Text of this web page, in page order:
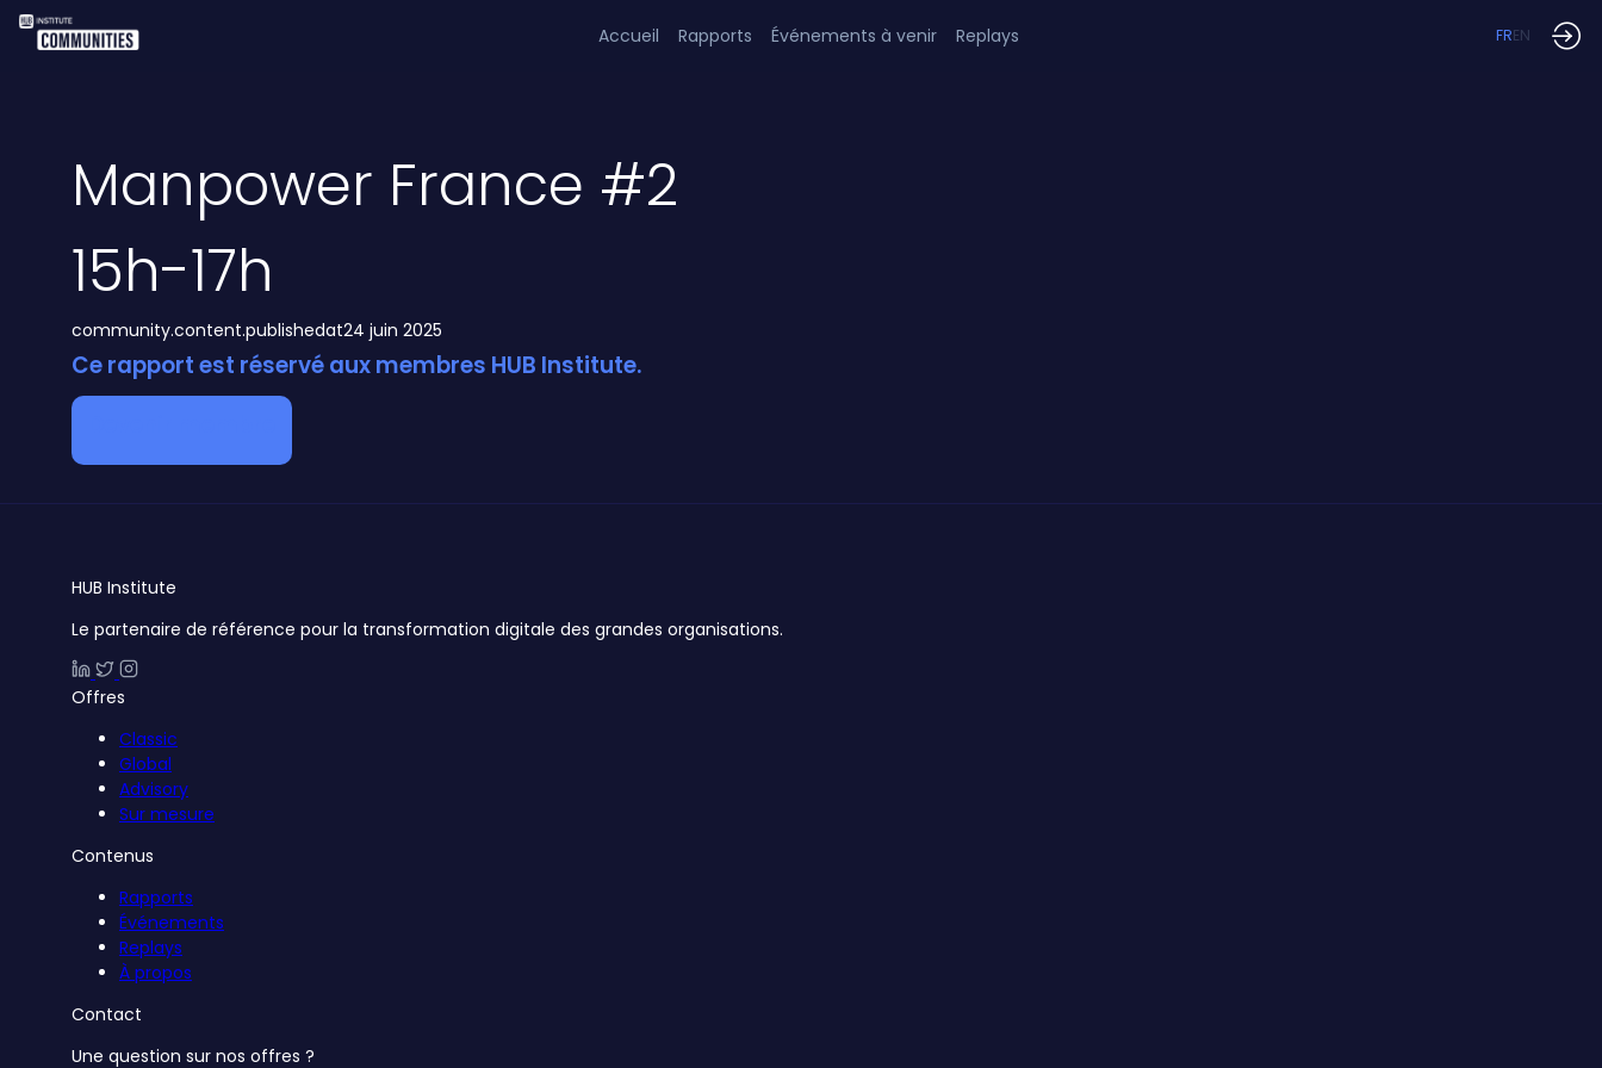
Accueil Rapports Événements à venir Replays FREN
Manpower France #2
15h-17h
community.content.publishedat24 juin 2025
Ce rapport est réservé aux membres HUB Institute.
HUB Institute
Le partenaire de référence pour la transformation digitale des grandes organisations.
Offres
Classic
Global
Advisory
Sur mesure
Contenus
Rapports
Événements
Replays
À propos
Contact
Une question sur nos offres ?